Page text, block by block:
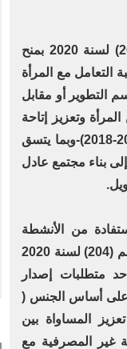
والجدير بالإشارة أنه سبق واصدر رئيس الهيئة القرار رقم (205) لسنة 2020 بمنح
التعامل مع المرأة
التطوير أو مقابل
المرأة وتعزيز إتاحة
التمويل لها وفقا لاستراتيجية الهيئة الشاملة للأعوام الأربعة(2022-2018)-وبما يتسق
إلى بناء مجتمع عادل
من الأنشطة
المالية غير المصرفية، سبق وأصدر مجلس إدارة الهيئة القرار رقم (204) لسنة 2020
متطلبات إصدار
على أساس الجنس (
المساواة بين
غير المصرفية مع